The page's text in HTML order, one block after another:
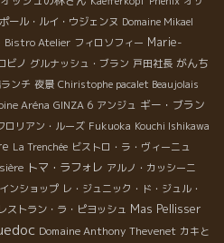
ール・ルイ・ウジェンヌ Domaine Mikael
Bistro Atelier フィロソフィー Marie-
ビノ グルナッシュ・ブラン 戸田社長 がんち
ンチ 夜景 Chiristophe pacalet Beaujolais
Aréna GINZA 6 アンジュ ギー・ブラン
ロリアン・ルーズ Fukuoka Kouchi Ishikawa
La Trenchée ビストロ・ラ・ヴィーニュ
トマ・ラフォレ アルノ・カッシーニ
ンショップ レ・ジュニック・ド・ジュル・
ストラン・ラ・ピヨッシュ Mas Pellisser
Domaine Anthony Thevenet カキと